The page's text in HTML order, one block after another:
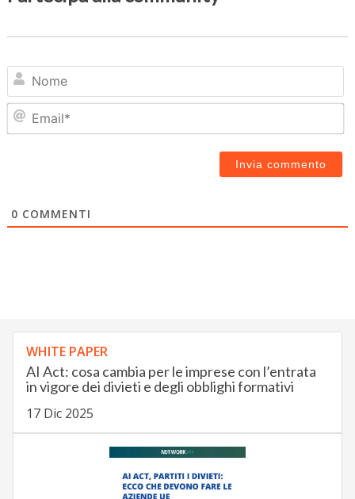
0 COMMENTI
WHITE PAPER
AI Act: cosa cambia per le imprese con l’entrata
in vigore dei divieti e degli obblighi formativi
17 Dic 2025